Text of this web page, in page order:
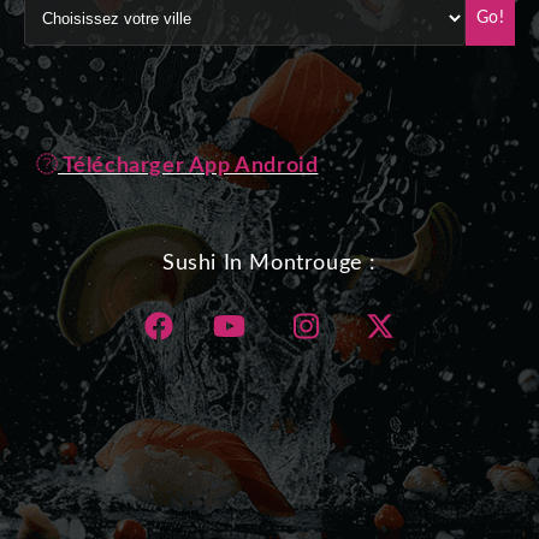
Go!
Télécharger App Android
Sushi In Montrouge :